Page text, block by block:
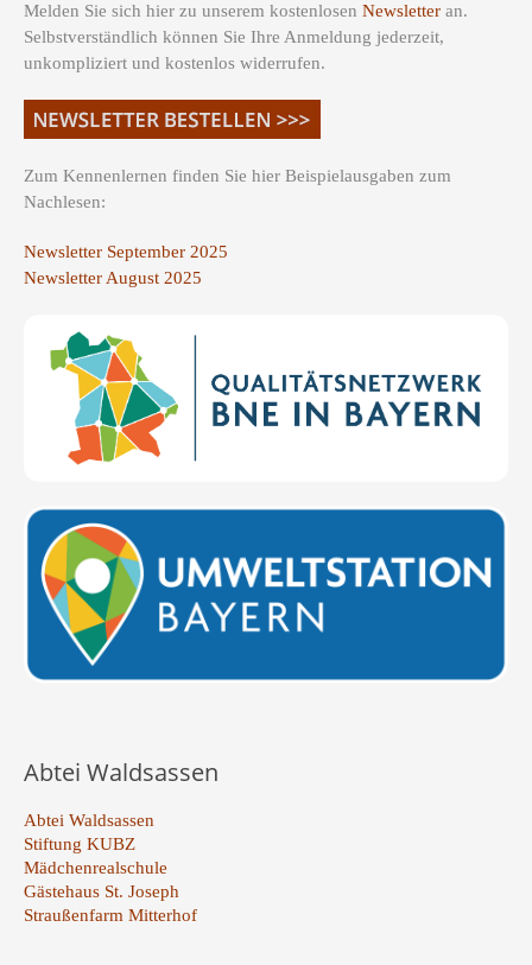
Melden Sie sich hier zu unserem kostenlosen Newsletter an.
Selbstverständlich können Sie Ihre Anmeldung jederzeit,
unkompliziert und kostenlos widerrufen.
Zum Kennenlernen finden Sie hier Beispielausgaben zum
Nachlesen:
Newsletter September 2025
Newsletter August 2025
Abtei Waldsassen
Abtei Waldsassen
Stiftung KUBZ
Mädchenrealschule
Gästehaus St. Joseph
Straußenfarm Mitterhof